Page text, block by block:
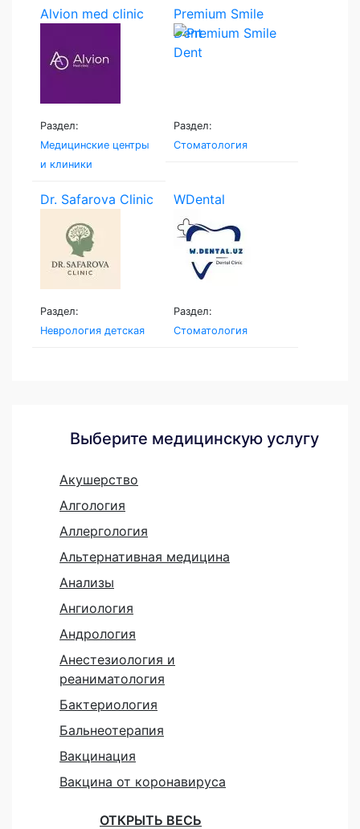
Alvion med clinic
Раздел:
Медицинские центры
и клиники
Premium Smile
Dent
Раздел:
Стоматология
Dr. Safarova Clinic
Раздел:
Неврология детская
WDental
Раздел:
Стоматология
Выберите медицинскую услугу
Акушерство
Алгология
Аллергология
Альтернативная медицина
Анализы
Ангиология
Андрология
Анестезиология и
реаниматология
Бактериология
Бальнеотерапия
Вакцинация
Вакцина от коронавируса
ОТКРЫТЬ ВЕСЬ